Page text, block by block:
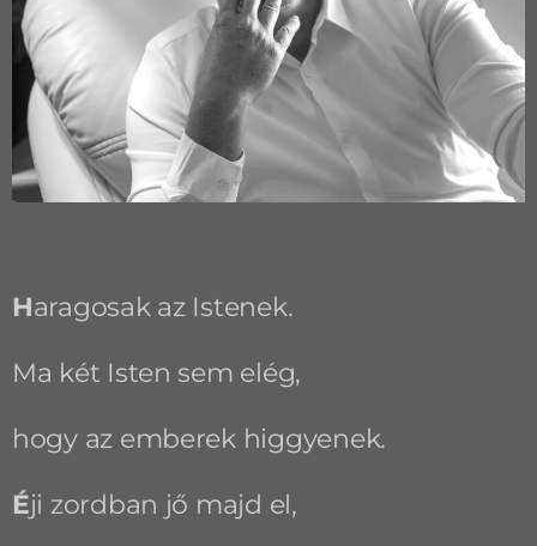
Haragosak az Istenek.
Ma két Isten sem elég,
hogy az emberek higgyenek.
Éji zordban jő majd el,